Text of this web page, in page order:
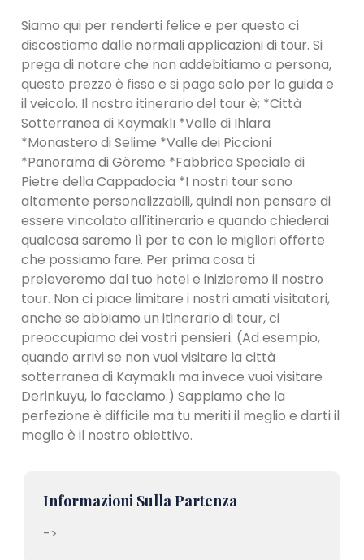
Siamo qui per renderti felice e per questo ci
discostiamo dalle normali applicazioni di tour. Si
prega di notare che non addebitiamo a persona,
questo prezzo è fisso e si paga solo per la guida e
il veicolo. Il nostro itinerario del tour è; *Città
Sotterranea di Kaymaklı *Valle di Ihlara
*Monastero di Selime *Valle dei Piccioni
*Panorama di Göreme *Fabbrica Speciale di
Pietre della Cappadocia *I nostri tour sono
altamente personalizzabili, quindi non pensare di
essere vincolato all'itinerario e quando chiederai
qualcosa saremo lì per te con le migliori offerte
che possiamo fare. Per prima cosa ti
preleveremo dal tuo hotel e inizieremo il nostro
tour. Non ci piace limitare i nostri amati visitatori,
anche se abbiamo un itinerario di tour, ci
preoccupiamo dei vostri pensieri. (Ad esempio,
quando arrivi se non vuoi visitare la città
sotterranea di Kaymaklı ma invece vuoi visitare
Derinkuyu, lo facciamo.) Sappiamo che la
perfezione è difficile ma tu meriti il meglio e darti il
meglio è il nostro obiettivo.
Informazioni Sulla Partenza
->